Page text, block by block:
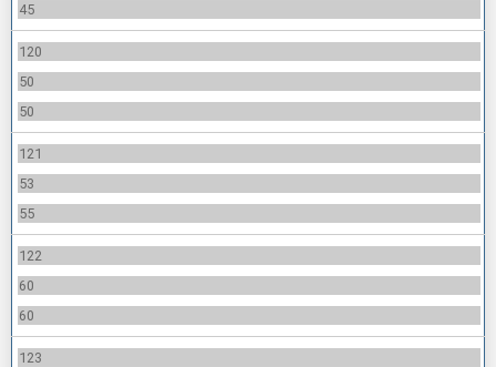
45
120
50
50
121
53
55
122
60
60
123